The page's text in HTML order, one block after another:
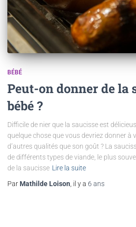
BÉBÉ
Peut-on donner de la
bébé ?
Difficile de nier que la saucisse est
quelque chose que vous devriez donner à
d’autres qualités que son goût ? La
de différents types de viande, le plus
de la saucisse Lire la suite
Par Mathilde Loison, il y a 6 ans